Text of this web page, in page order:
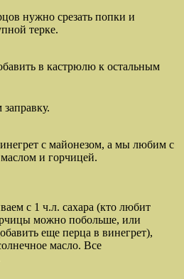
нужно срезать попки и
терке.
в кастрюлю к остальным
с майонезом, а мы любим с
и горчицей.
с 1 ч.л. сахара (кто любит
можно побольше, или
еще перца в винегрет),
масло. Все